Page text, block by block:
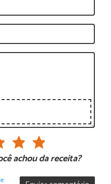
achou da receita?